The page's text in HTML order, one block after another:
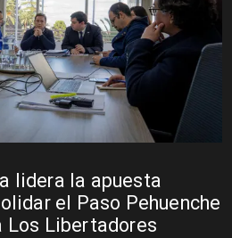
lidera la apuesta
el Paso Pehuenche
Los Libertadores